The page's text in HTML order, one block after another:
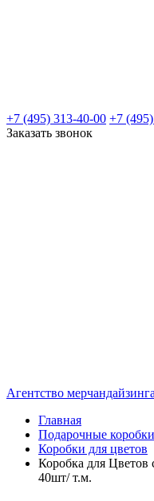
+7 (495) 313-40-00 +7
Заказать звонок
Агентство
Главная
Подарочные
Коробки для цветов
Коробка для
40шт/ т.м.